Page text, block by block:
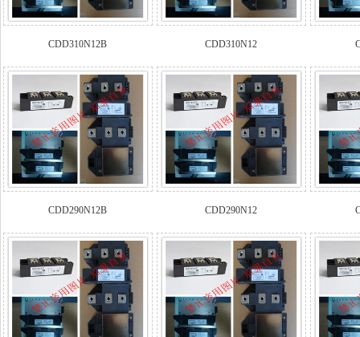
CDD310N12B CDD310N12
CDD290N12B CDD290N12